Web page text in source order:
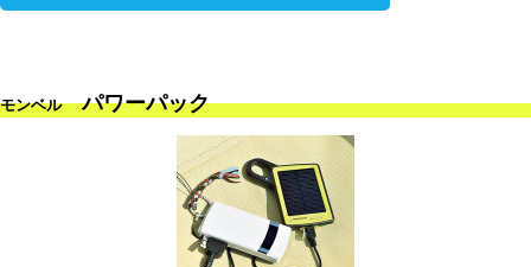
モンベルパワーパック